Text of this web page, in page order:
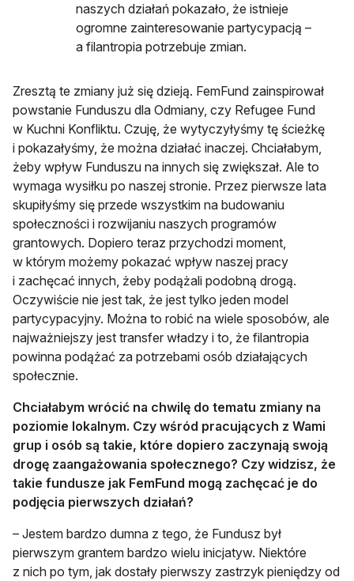
naszych działań pokazało, że istnieje
ogromne zainteresowanie partycypacją –
a filantropia potrzebuje zmian.
Zresztą te zmiany już się dzieją. FemFund zainspirował
powstanie Funduszu dla Odmiany, czy Refugee Fund
w Kuchni Konfliktu. Czuję, że wytyczyłyśmy tę ścieżkę
i pokazałyśmy, że można działać inaczej. Chciałabym,
żeby wpływ Funduszu na innych się zwiększał. Ale to
wymaga wysiłku po naszej stronie. Przez pierwsze lata
skupiłyśmy się przede wszystkim na budowaniu
społeczności i rozwijaniu naszych programów
grantowych. Dopiero teraz przychodzi moment,
w którym możemy pokazać wpływ naszej pracy
i zachęcać innych, żeby podążali podobną drogą.
Oczywiście nie jest tak, że jest tylko jeden model
partycypacyjny. Można to robić na wiele sposobów, ale
najważniejszy jest transfer władzy i to, że filantropia
powinna podążać za potrzebami osób działających
społecznie.
Chciałabym wrócić na chwilę do tematu zmiany na
poziomie lokalnym. Czy wśród pracujących z Wami
grup i osób są takie, które dopiero zaczynają swoją
drogę zaangażowania społecznego? Czy widzisz, że
takie fundusze jak FemFund mogą zachęcać je do
podjęcia pierwszych działań?
– Jestem bardzo dumna z tego, że Fundusz był
pierwszym grantem bardzo wielu inicjatyw. Niektóre
z nich po tym, jak dostały pierwszy zastrzyk pieniędzy od